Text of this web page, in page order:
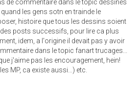
de commentaire dans le topic dessines
quand les gens sotn en trainde le
histoire que tous les dessins soient
posts successifs, pour lire ca plus
idem, a l'origine il devait pas y avoir
dans le topic fanart trucages...
j'aime pas les encouragement, hein!
MP, ca existe aussi...) etc.